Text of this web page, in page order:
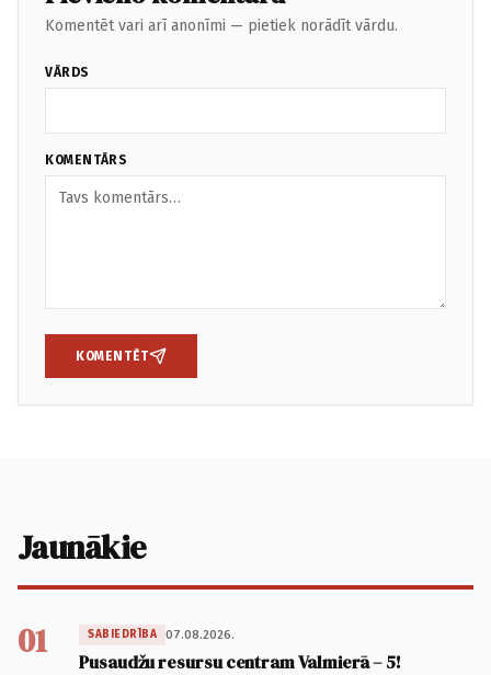
Komentēt vari arī anonīmi — pietiek norādīt vārdu.
VĀRDS
KOMENTĀRS
KOMENTĒT
Jaunākie
01 SABIEDRĪBA 07.08.2026.
Pusaudžu resursu centram Valmierā – 5!